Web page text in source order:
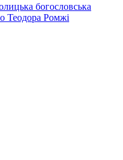
богословська
Теодора Ромжі